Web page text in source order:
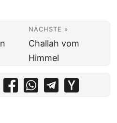
NÄCHSTE »
Challah vom
Himmel